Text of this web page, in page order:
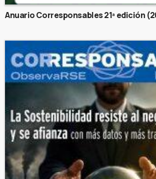
Anuario Corresponsables 21ª edición